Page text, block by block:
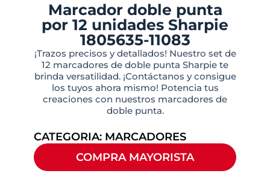
Marcador doble punta
por 12 unidades Sharpie
1805635-11083
¡Trazos precisos y detallados! Nuestro set de
12 marcadores de doble punta Sharpie te
brinda versatilidad. ¡Contáctanos y consigue
los tuyos ahora mismo! Potencia tus
creaciones con nuestros marcadores de
doble punta.
CATEGORIA: MARCADORES
COMPRA MAYORISTA